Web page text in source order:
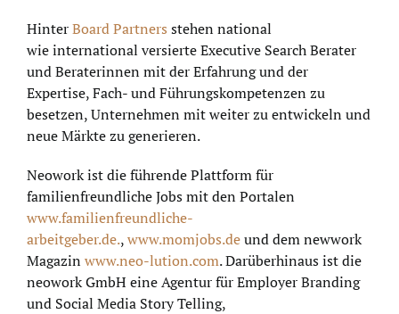
HinterBoard Partners stehen national
wie international versierte Executive Search Berater
und Beraterinnen mit der Erfahrung und der
Expertise, Fach- und Führungskompetenzen zu
besetzen, Unternehmen mit weiter zu entwickeln und
neue Märkte zu generieren.
Neowork ist die führende Plattform für
familienfreundliche Jobs mit den Portalen
www.familienfreundliche-
arbeitgeber.de.,www.momjobs.deund dem newwork
Magazin www.neo-lution.com. Darüberhinaus ist die
neowork GmbH eine Agentur für Employer Branding
und Social Media Story Telling,